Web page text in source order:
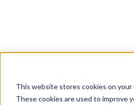
This website stores cookies on your
These cookies are used to improve